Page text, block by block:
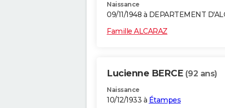
Naissance
09/11/1948 à DEPARTEMENT
Famille ALCARAZ
Lucienne BERCE (92 ans)
Naissance
10/12/1933 à Étampes